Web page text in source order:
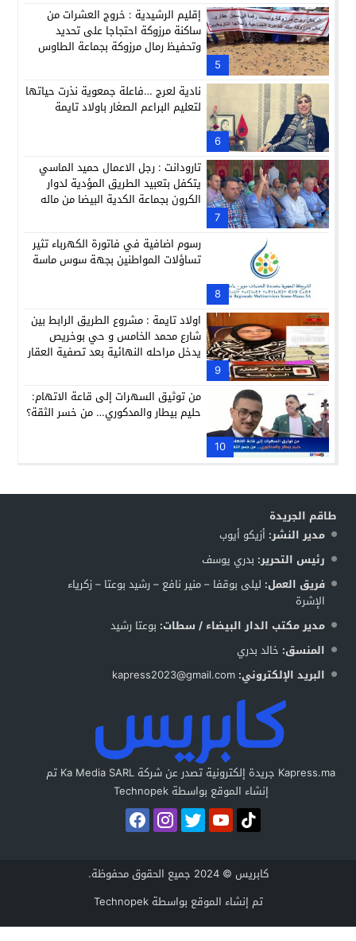
5
إقليم الرشيدية : خروج العشرات من
ساكنة مرزوكة احتجاجا على تحديد
وتحفيظ رمال مرزوكة بجماعة الطاوس
6
نادية لعرج …فاعلة جمعوية نذرت حياتها
لتعليم البراعم الصغار باولاد تايمة
7
تارودانت : رجل الاعمال حميد الماسي
يتكفل بتعبيد الطريق المؤدية لدوار
الكرون بجماعة الكدية البيضا من ماله
8
رسوم اضافية في فاتورة الكهرباء تثير
تساؤلات المواطنين بجهة سوس ماسة
9
اولاد تايمة : مشروع الطريق الرابط بين
شارع محمد الخامس و حي بوخريص
يدخل مراحله النهائية بعد تصفية العقار
10
من توثيق السهرات إلى قاعة الاتهام:
حليم بيطار والمدكوري… من خسر الثقة؟
طاقم الجريدة
مدير النشر: أزيكو أيوب
رئيس التحرير: بدري يوسف
فريق العمل: ليلى بوقفا – منير نافع – رشيد بوعتا – زكرياء
الإشرة
مدير مكتب الدار البيضاء / سطات: بوعتا رشيد
المنسق: خالد بدري
البريد الإلكتروني: kapress2023@gmail.com
Kapress.ma جريدة إلكترونية تصدر عن شركة Ka Media SARL تم
إنشاء الموقع بواسطة Technopek
كابريس © 2024 جميع الحقوق محفوظة.
تم إنشاء الموقع بواسطةTechnopek